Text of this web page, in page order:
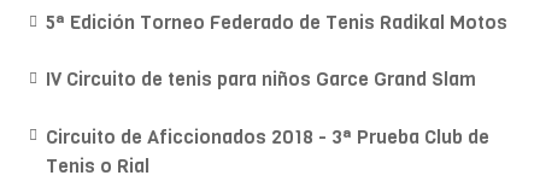
5ª Edición Torneo Federado de Tenis Radikal Motos
IV Circuito de tenis para niños Garce Grand Slam
Circuito de Aficcionados 2018 - 3ª Prueba Club de
Tenis o Rial